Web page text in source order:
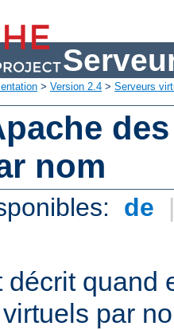
> Version 2.4 > Serveurs
nom
de
décrit quand
par